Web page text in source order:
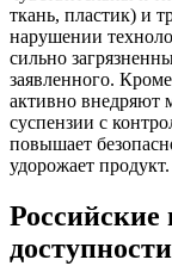
ткань, пластик) и
нарушении
сильно
заявленного.
активно внедряют
суспензии с
повышает
удорожает продукт.
доступности